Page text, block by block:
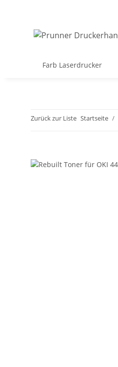
Farb Laserdrucker
Zurück zur Liste Startseite